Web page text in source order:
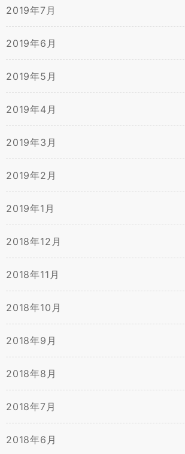
2019年7月
2019年6月
2019年5月
2019年4月
2019年3月
2019年2月
2019年1月
2018年12月
2018年11月
2018年10月
2018年9月
2018年8月
2018年7月
2018年6月